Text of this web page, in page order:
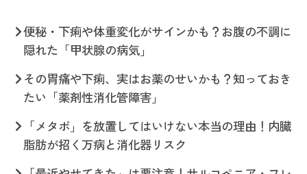
便秘・下痢や体重変化がサインかも？お腹の不調に
隠れた「甲状腺の病気」
その胃痛や下痢、実はお薬のせいかも？知っておき
たい「薬剤性消化管障害」
「メタボ」を放置してはいけない本当の理由！内臓
脂肪が招く万病と消化器リスク